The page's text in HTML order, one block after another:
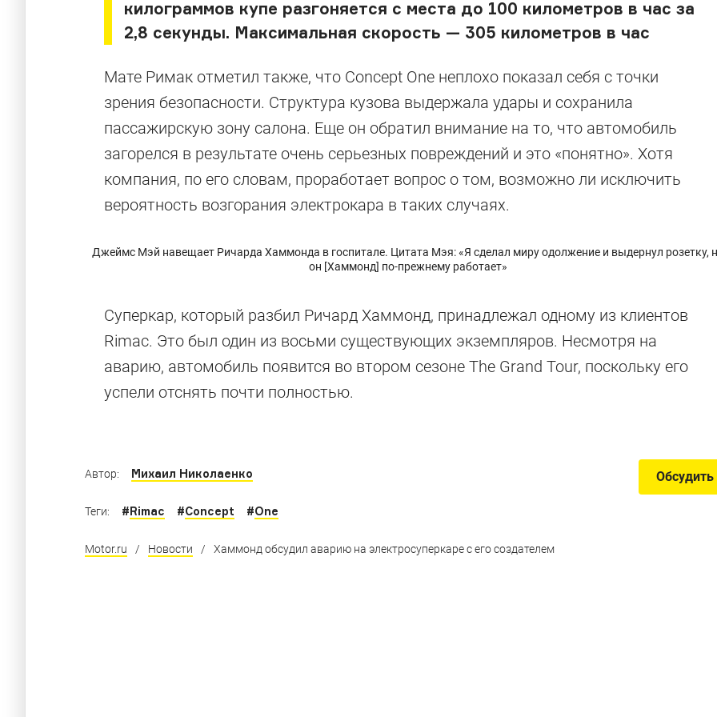
килограммов купе разгоняется с места до 100 километров в час за
2,8 секунды. Максимальная скорость — 305 километров в час
Мате Римак отметил также, что Concept One неплохо показал себя с точки
зрения безопасности. Структура кузова выдержала удары и сохранила
пассажирскую зону салона. Еще он обратил внимание на то, что автомобиль
загорелся в результате очень серьезных повреждений и это «понятно». Хотя
компания, по его словам, проработает вопрос о том, возможно ли исключить
вероятность возгорания электрокара в таких случаях.
Джеймс Мэй навещает Ричарда Хаммонда в госпитале. Цитата Мэя: «Я сделал миру одолжение и выдернул розетку,
он [Хаммонд] по-прежнему работает»
Суперкар, который разбил Ричард Хаммонд, принадлежал одному из клиентов
Rimac. Это был один из восьми существующих экземпляров. Несмотря на
аварию, автомобиль появится во втором сезоне The Grand Tour, поскольку его
успели отснять почти полностью.
Самые необычные ДТП
Автомобили на крышах, в бассейнах и другие непонятные аварии
Обсудить
Автор: Михаил Николаенко
Теги: #Rimac #Concept #One
Motor.ru / Новости / Хаммонд обсудил аварию на электросуперкаре с его создателем